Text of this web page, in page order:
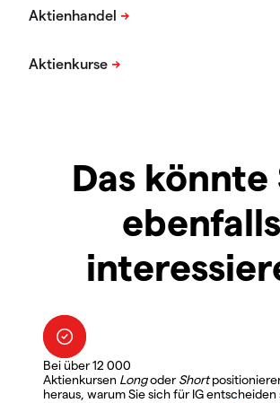
Das könnte
ebenfalls
Bei über 12 000
Aktienkursen LongoderShort
heraus, warum Sie sich für IG entscheiden